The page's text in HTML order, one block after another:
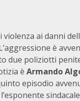
ai danni
è
due poliziotti
è Armando
episodio